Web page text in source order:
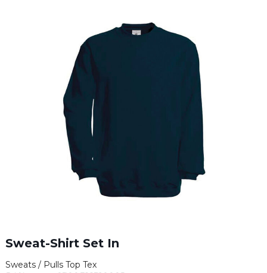
Sweat-Shirt Set In
Sweats / Pulls Top Tex